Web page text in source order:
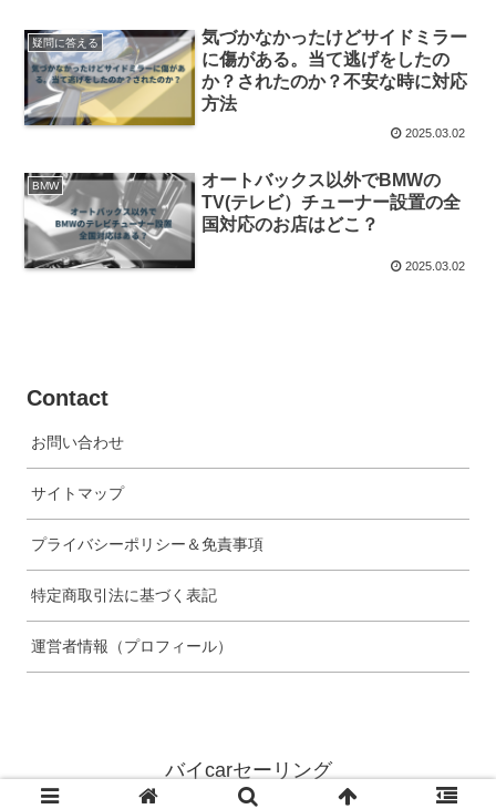
疑問に答える
気づかなかったけどサイドミラー
に傷がある。当て逃げをしたの
か？されたのか？不安な時に対応
方法
2025.03.02
BMW
オートバックス以外でBMWの
TV(テレビ）チューナー設置の全
国対応のお店はどこ？
2025.03.02
Contact
お問い合わせ
サイトマップ
プライバシーポリシー＆免責事項
特定商取引法に基づく表記
運営者情報（プロフィール）
バイcarセーリング
© 2023 バイcarセーリング.